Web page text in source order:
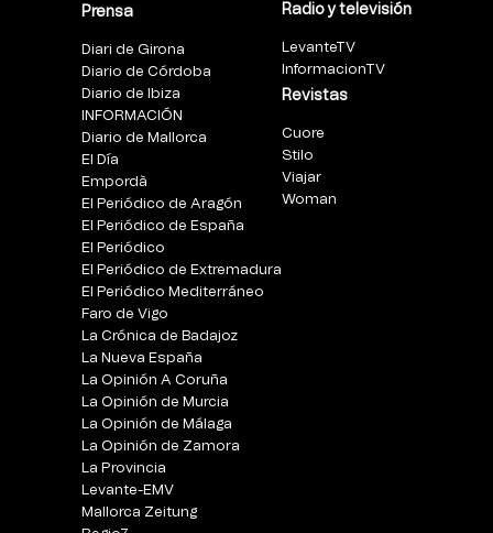
Prensa
Diari de Girona
Diario de Córdoba
Diario de Ibiza
INFORMACIÓN
Diario de Mallorca
El Día
Empordà
El Periódico de Aragón
El Periódico de España
El Periódico
El Periódico de Extremadura
El Periódico Mediterráneo
Faro de Vigo
La Crónica de Badajoz
La Nueva España
La Opinión A Coruña
La Opinión de Murcia
La Opinión de Málaga
La Opinión de Zamora
La Provincia
Levante-EMV
Mallorca Zeitung
Radio y televisión
LevanteTV
InformacionTV
Revistas
Cuore
Stilo
Viajar
Woman